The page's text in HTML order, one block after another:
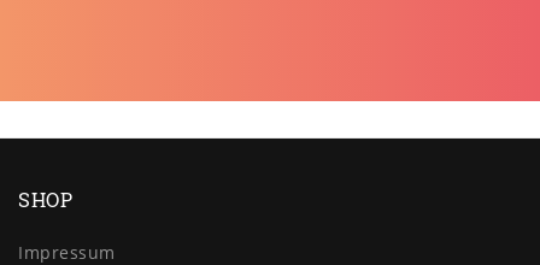
SHOP
Impressum